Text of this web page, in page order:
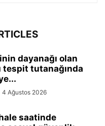
dayanağı olan
tespit tutanağında
4 Ağustos 2026
saatinde